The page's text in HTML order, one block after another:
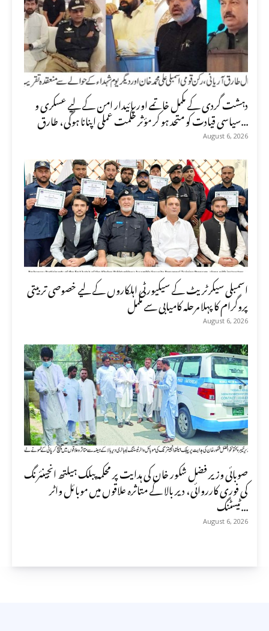
دہشت گردی کے مکمل خاتمے اور پائیدار امن کے لیے عسکری و
سیاسی قیادت کو متحد ہو کر مؤثر حکمت عملی اپنانا ہوگی، طارق...
August 6, 2026
اسمبلی سیکرٹریٹ کے سیکیورٹی اہلکاروں کے لیے خصوصی تربیتی
پروگرام کا پہلا مرحلہ کامیابی سے مکمل
August 6, 2026
صوبائی وزیر فضل شکور خان کی ہدایت پر محکمہ پبلک ہیلتھ انجینئرنگ
کی فوری کارروائی، دیر بالا کے متاثرہ علاقوں میں موبائل واٹر
ٹیسٹنگ...
August 6, 2026